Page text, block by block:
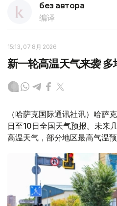
без автора
编译
15:13, 07 8月 2026
新一轮高温天气来袭
（哈萨克国际通讯社讯）哈萨
日至10日全国天气预报。未来
高温天气，部分地区最高气温